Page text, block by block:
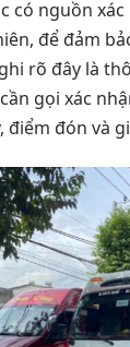
có nguồn
để đảm
rõ đây là
gọi xác
điểm đón và